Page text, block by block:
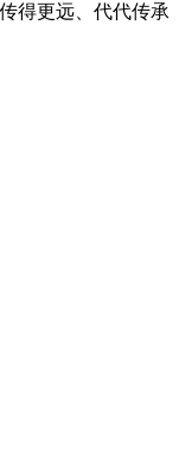
得更远、代代传承